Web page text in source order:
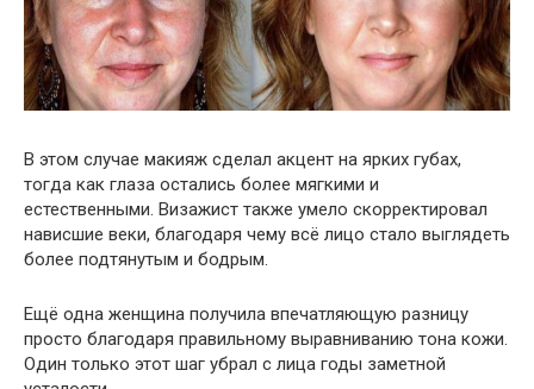
В этом случае макияж сделал акцент на ярких губах,
тогда как глаза остались более мягкими и
естественными. Визажист также умело скорректировал
нависшие веки, благодаря чему всё лицо стало выглядеть
более подтянутым и бодрым.
Ещё одна женщина получила впечатляющую разницу
просто благодаря правильному выравниванию тона кожи.
Один только этот шаг убрал с лица годы заметной